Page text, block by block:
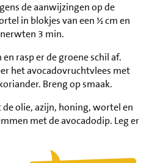
de aanwijzingen op de
in blokjes van een ½ cm en
3 min.
rasp er de groene schil af.
het avocadovruchtvlees met
Breng op smaak.
olie, azijn, honing, wortel en
met de avocadodip. Leg er